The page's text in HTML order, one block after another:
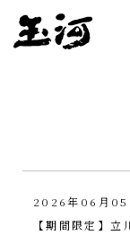
2026年06月05
【期間限定】